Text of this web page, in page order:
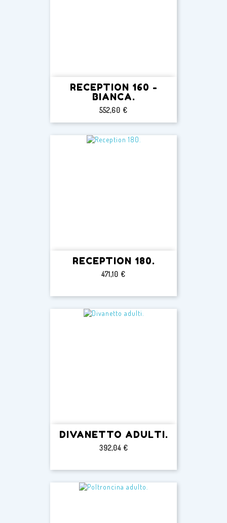
RECEPTION 160 -
BIANCA.
Prezzo
552,60 €
RECEPTION 180.
Prezzo
471,10 €
DIVANETTO ADULTI.
Prezzo
392,04 €